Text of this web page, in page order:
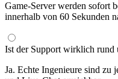
Game-Server werden sofort
innerhalb von 60 Sekunden
Ist der Support wirklich rund
Ja. Echte Ingenieure sind zu